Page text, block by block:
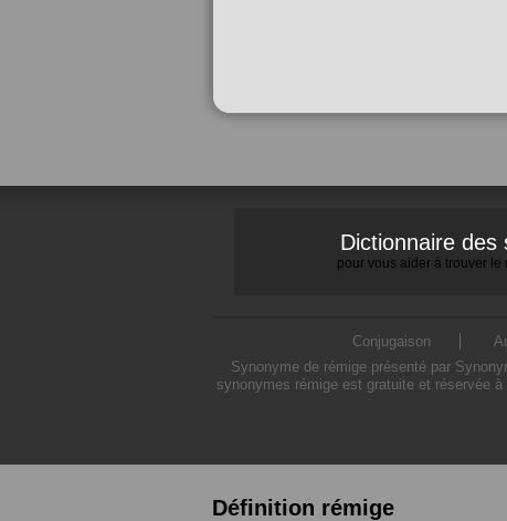
Dictionnaire des
pour vous aider à trouver le
Conjugaison
Synonyme de rémige présenté par
synonymes rémige est gratuite et réservée
Définition rémige